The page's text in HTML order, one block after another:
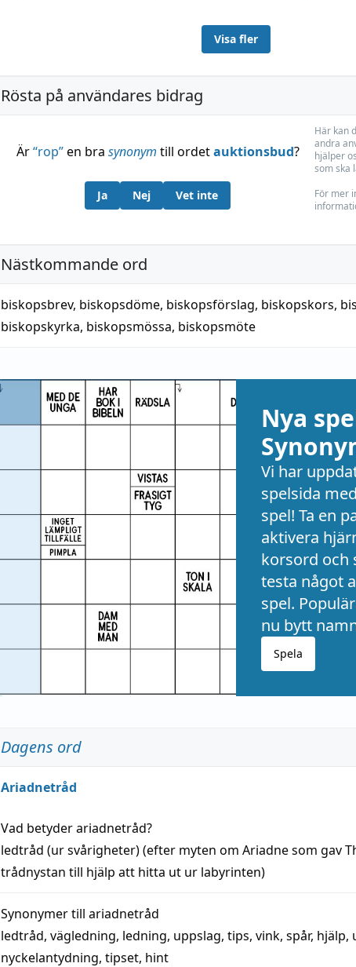
Visa fler
Rösta på användares bidrag
Är“rop”en bra synonym till ordetauktionsbud?
Ja Nej Vet inte
Här kan
andra
hjälper
som ska
För mer
Nästkommande ord
biskopsbrev, biskopsdöme, biskopsförslag, biskopskors,
biskopskyrka, biskopsmössa, biskopsmöte
Nya
Vi har
spelsida
spel! Ta en
aktivera
korsord och
testa något
spel.
nu bytt
Spela
Dagens ord
Ariadnetråd
Vad betyderariadnetråd?
ledtråd (ur svårigheter) (efter myten om Ariadne som gav
trådnystan till hjälp att hitta ut ur labyrinten)
Synonymer till ariadnetråd
ledtråd, vägledning, ledning, uppslag, tips, vink, spår, hjälp,
nyckelantydning, tipset, hint